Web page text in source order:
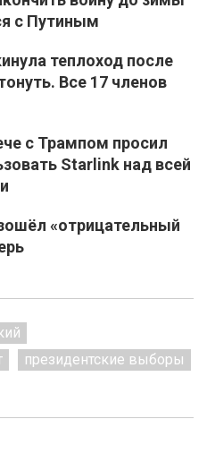
с Путиным
теплоход после
Все 17 членов
с Трампом просил
Starlink над всей
«отрицательный
президентские выборы